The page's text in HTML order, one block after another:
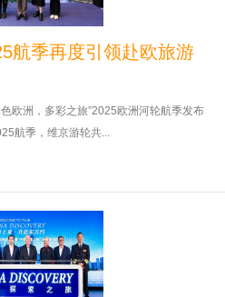
航季再度引领赴欧旅游
欧洲，多彩之旅”2025欧洲河轮航季发布
航季，维京游轮共...